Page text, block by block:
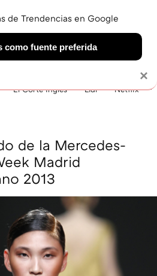
VIAJES GASTRO SNEAKERS
El Corte Inglés Lidl Netflix
de la Mercedes-
Madrid
2013
×
de Trendencias en Google
como fuente preferida